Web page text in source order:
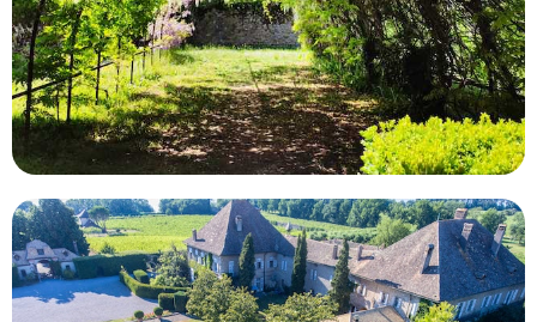
154
376
110
2
67